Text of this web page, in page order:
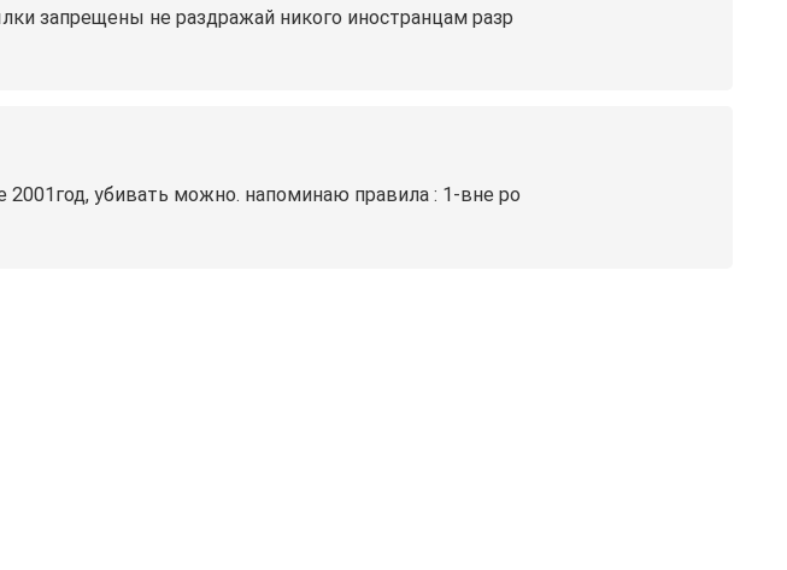
запрещены не раздражай никого иностранцам разр
убивать можно. напоминаю правила : 1-вне ро